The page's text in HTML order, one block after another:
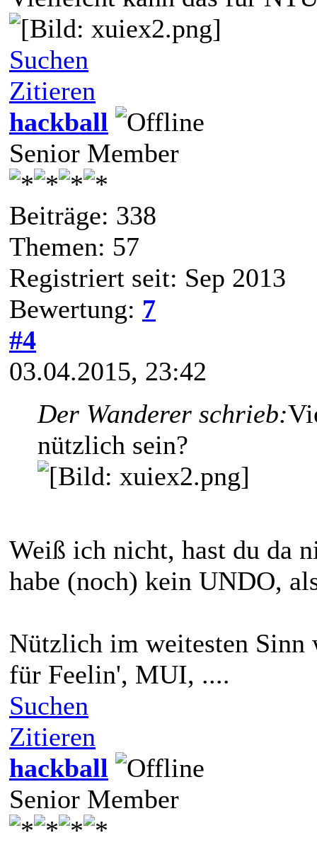
Suchen
Zitieren
hackball
Senior Member
Beiträge: 338
Themen: 57
Registriert seit: Sep 2013
Bewertung: 7
#4
03.04.2015, 23:42
Der Wanderer schrieb:
nützlich sein?
Weiß ich nicht, hast du da
habe (noch) kein UNDO,
Nützlich im weitesten Sinn
für Feelin', MUI, ....
Suchen
Zitieren
hackball
Senior Member